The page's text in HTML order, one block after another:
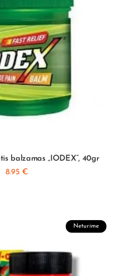
balzamas „IODEX“, 40gr
8.95 €
Neturime